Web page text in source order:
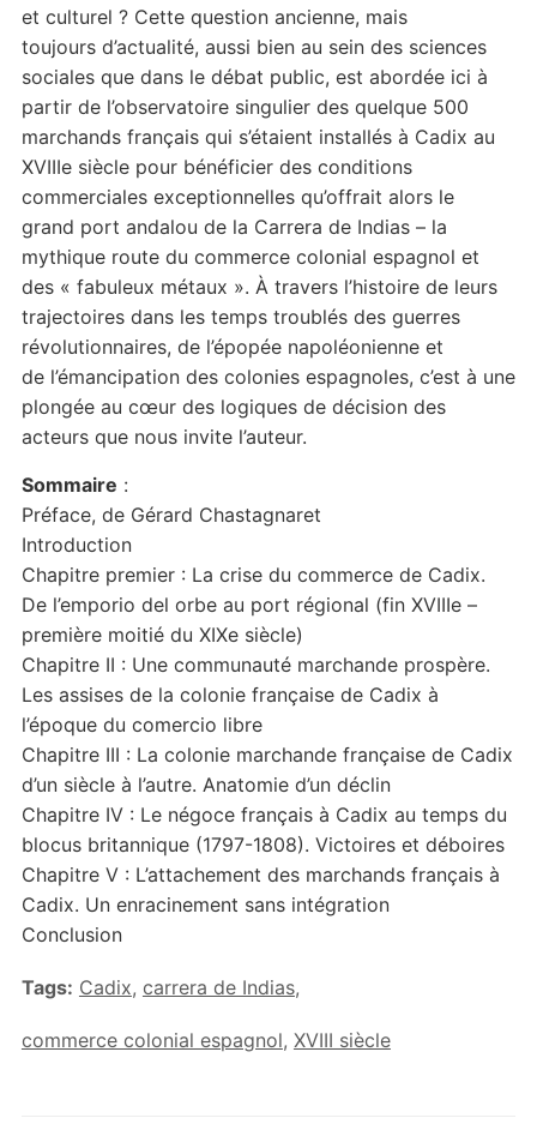
et culturel ? Cette question ancienne, mais
toujours d’actualité, aussi bien au sein des sciences
sociales que dans le débat public, est abordée ici à
partir de l’observatoire singulier des quelque 500
marchands français qui s’étaient installés à Cadix au
XVIIIe siècle pour bénéficier des conditions
commerciales exceptionnelles qu’offrait alors le
grand port andalou de la Carrera de Indias – la
mythique route du commerce colonial espagnol et
des « fabuleux métaux ». À travers l’histoire de leurs
trajectoires dans les temps troublés des guerres
révolutionnaires, de l’épopée napoléonienne et
de l’émancipation des colonies espagnoles, c’est à une
plongée au cœur des logiques de décision des
acteurs que nous invite l’auteur.
Sommaire :
Préface, de Gérard Chastagnaret
Introduction
Chapitre premier : La crise du commerce de Cadix.
De l’emporio del orbe au port régional (fin XVIIIe –
première moitié du XIXe siècle)
Chapitre II : Une communauté marchande prospère.
Les assises de la colonie française de Cadix à
l’époque du comercio libre
Chapitre III : La colonie marchande française de Cadix
d’un siècle à l’autre. Anatomie d’un déclin
Chapitre IV : Le négoce français à Cadix au temps du
blocus britannique (1797-1808). Victoires et déboires
Chapitre V : L’attachement des marchands français à
Cadix. Un enracinement sans intégration
Conclusion
Tags: Cadix, carrera de Indias,
commerce colonial espagnol, XVIII siècle